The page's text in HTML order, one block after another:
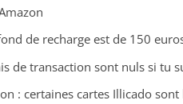
de recharge est de 150
de transaction sont nuls si tu
: certaines cartes Illicado